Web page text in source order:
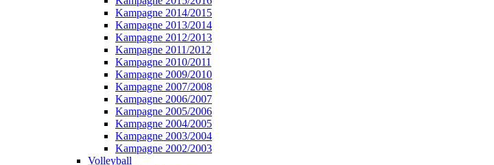
Kampagne 2014/2015
Kampagne 2013/2014
Kampagne 2012/2013
Kampagne 2011/2012
Kampagne 2010/2011
Kampagne 2009/2010
Kampagne 2007/2008
Kampagne 2006/2007
Kampagne 2005/2006
Kampagne 2004/2005
Kampagne 2003/2004
Kampagne 2002/2003
Volleyball